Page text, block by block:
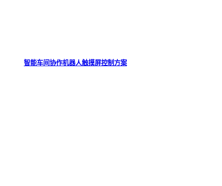
智能车间协作机器人触摸屏控制方案